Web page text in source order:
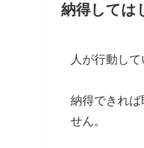
納得しては
人が行動し
納得できれ
せん。